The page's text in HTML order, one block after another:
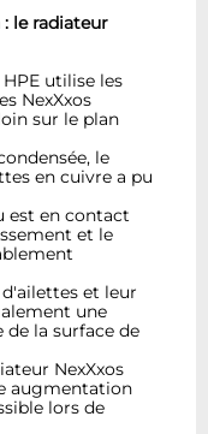
le radiateur
utilise les
NexXxos
sur le plan
le
en cuivre a pu
est en contact
et le
et leur
une
la surface de
NexXxos
augmentation
lors de